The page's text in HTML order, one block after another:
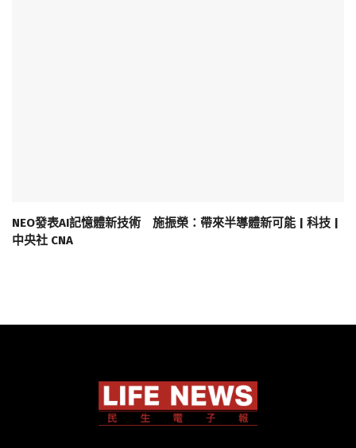
NEO發表AI記憶體新技術 施振榮：帶來半導體新可能 | 科技 |
中央社 CNA